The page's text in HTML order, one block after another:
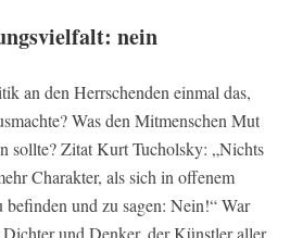
nein
an den Herrschenden einmal das,
Was den Mitmenschen Mut
sollte? Zitat Kurt Tucholsky: „Nichts
Charakter, als sich in offenem
befinden und zu sagen: Nein!“ War